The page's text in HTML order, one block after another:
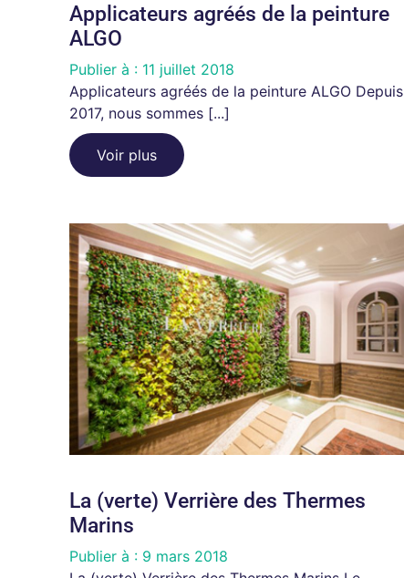
Applicateurs agréés de la peinture
ALGO
Publier à : 11 juillet 2018
Applicateurs agréés de la peinture ALGO Depuis
2017, nous sommes [...]
Voir plus
La (verte) Verrière des Thermes
Marins
Publier à : 9 mars 2018